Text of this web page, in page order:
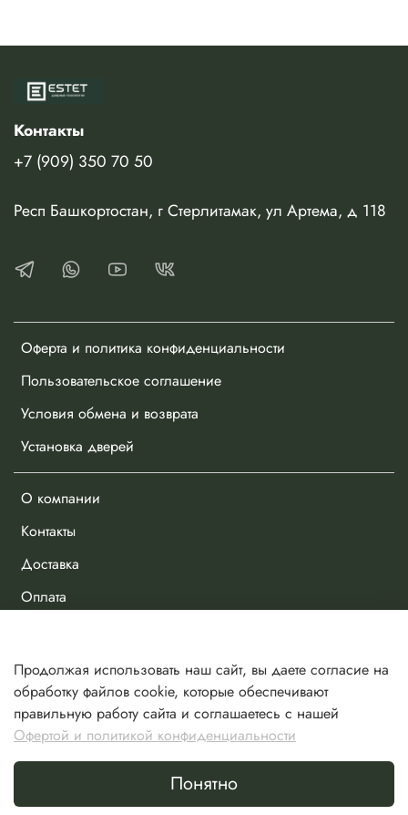
Оферта и политика конфиденциальности
Пользовательское соглашение
Условия обмена и возврата
Установка дверей
О компании
Контакты
Доставка
Оплата
Избранное
Сравнение
Корзина
Контакты
+7 (909) 350 70 50
Респ Башкортостан, г Стерлитамак, ул Артема, д 118
Сделано в Хезар
Продолжая использовать наш сайт, вы даете согласие на
обработку файлов cookie, которые обеспечивают
правильную работу сайта и соглашаетесь с нашей
Офертой и политикой конфиденциальности
Понятно